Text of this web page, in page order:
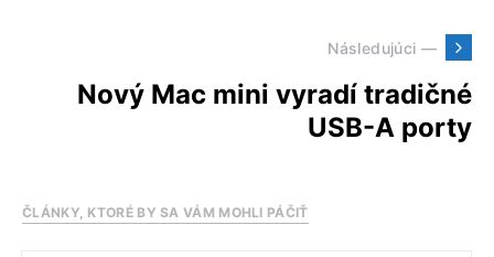
Následujúci —
Nový Mac mini vyradí tradičné
USB-A porty
ČLÁNKY, KTORÉ BY SA VÁM MOHLI PÁČIŤ